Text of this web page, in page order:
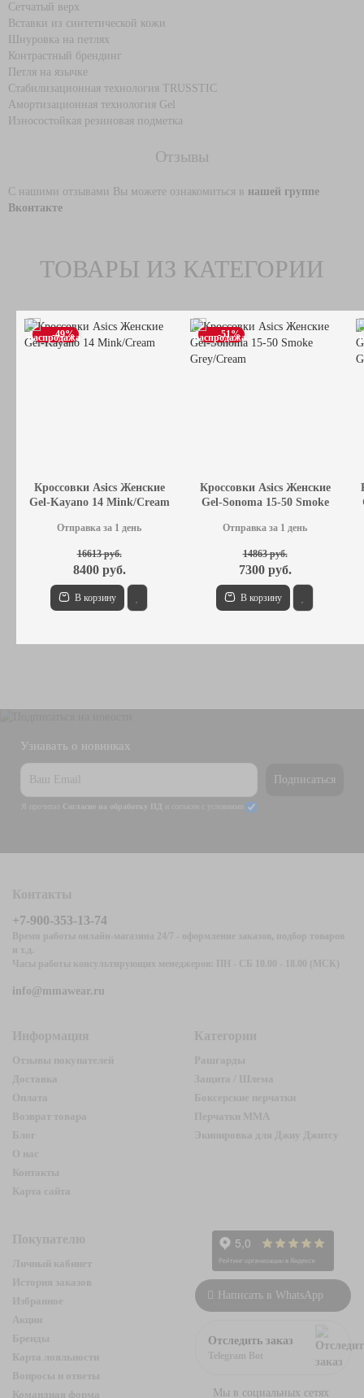
Сетчатый верх
Вставки из синтетической кожи
Шнуровка на петлях
Контрастный брендинг
Петля на язычке
Стабилизационная технология TRUSSTIC
Амортизационная технология Gel
Износостойкая резиновая подметка
Отзывы
С нашими отзывами Вы можете ознакомиться в нашей группе
Вконтакте
ТОВАРЫ ИЗ КАТЕГОРИИ
-49%
Кроссовки Asics Женские
Gel-Kayano 14 Mink/Cream
Отправка за 1 день
В корзину
16613 руб.
8400 руб.
-51%
Кроссовки Asics Женские
Gel-Sonoma 15-50 Smoke
Отправка за 1 день
В корзину
14863 руб.
7300 руб.
Узнавать о новинках
Подписаться
Я прочитал Согласие на обработку ПД и согласен с условиями
Контакты
+7-900-353-13-74
Время работы онлайн-магазина 24/7 - оформление заказов, подбор товаров
и т.д.
Часы работы консультирующих менеджеров: ПН - СБ 10.00 - 18.00 (МСК)
info@mmawear.ru
Информация
Отзывы покупателей
Доставка
Оплата
Возврат товара
Блог
О нас
Контакты
Карта сайта
Категории
Рашгарды
Защита / Шлема
Боксерские перчатки
Перчатки ММА
Экипировка для Джиу Джитсу
Покупателю
Личный кабинет
История заказов
Избранное
Акции
Бренды
Карта лояльности
Вопросы и ответы
Командная форма
Написать в WhatsApp
Отследить заказ
Telegram Bot
Мы в социальных сетях